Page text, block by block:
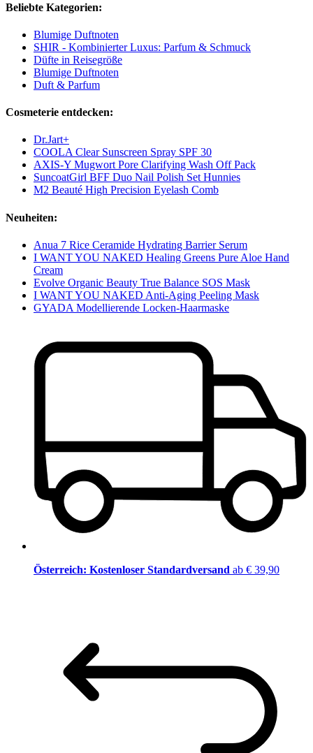
Beliebte Kategorien:
Blumige Duftnoten
SHIR - Kombinierter Luxus: Parfum & Schmuck
Düfte in Reisegröße
Blumige Duftnoten
Duft & Parfum
Cosmeterie entdecken:
Dr.Jart+
COOLA Clear Sunscreen Spray SPF 30
AXIS-Y Mugwort Pore Clarifying Wash Off Pack
SuncoatGirl BFF Duo Nail Polish Set Hunnies
M2 Beauté High Precision Eyelash Comb
Neuheiten:
Anua 7 Rice Ceramide Hydrating Barrier Serum
I WANT YOU NAKED Healing Greens Pure Aloe Hand
Cream
Evolve Organic Beauty True Balance SOS Mask
I WANT YOU NAKED Anti-Aging Peeling Mask
GYADA Modellierende Locken-Haarmaske
Österreich: Kostenloser Standardversand ab € 39,90